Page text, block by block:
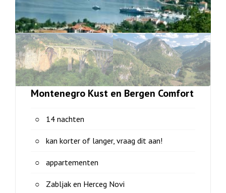
Montenegro Kust en Bergen Comfort
14 nachten
kan korter of langer, vraag dit aan!
appartementen
Zabljak en Herceg Novi